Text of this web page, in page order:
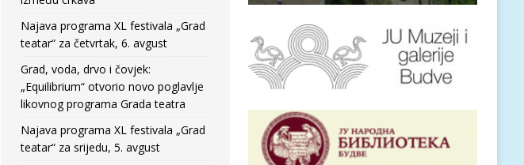
Najava programa XL festivala „Grad
teatar“ za četvrtak, 6. avgust
Grad, voda, drvo i čovjek:
„Equilibrium“ otvorio novo poglavlje
likovnog programa Grada teatra
Najava programa XL festivala „Grad
teatar“ za srijedu, 5. avgust